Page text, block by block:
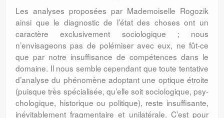
Les analyses proposées par Made­moiselle Rogozik
ainsi que le diagnostic de l’état des choses ont un
caractère exclusive­ment sociologique ; nous
n’envisageons pas de polémiser avec eux, ne fût-ce
que par notre insuffisance de compétences dans le
domaine. Il nous semble cependant que toute tentative
d’analyse du phénomène adoptant une optique étroite
(puisque très spécialisée, qu’elle soit sociologique, psy­
cho­logique, historique ou politique), reste insuffisante,
inévitablement fragmentaire et unilatérale. C’est pour